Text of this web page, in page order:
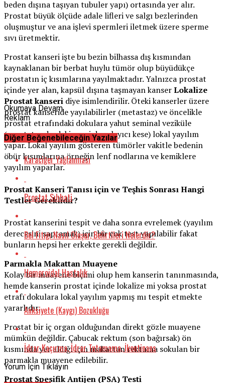
beden dışına taşıyan tubuler yapı) ortasında yer alır.
Prostat büyük ölçüde adale lifleri ve salgı bezlerinden
oluşmuştur ve ana işlevi spermleri iletmek üzere sperme
sıvı üretmektir.
Prostat kanseri işte bu bezin bilhassa dış kısmından
kaynaklanan bir berbat huylu tümör olup büyüdükçe
prostatın iç kısımlarına yayılmaktadır. Yalnızca prostat
içinde yer alan, kapsül dışına taşmayan kanserLokalize
Prostat kanseri diye isimlendirilir. Öteki kanserler üzere
prostat kanseride yayılabilirler (metastaz) ve öncelikle
prostat etrafındaki dokulara yahut seminal veziküle
(prostat ardındaki meni depolayıcı kese) lokal yayılım
yapar. Lokal yayılım gösteren tümörler vakitle bedenin
öbür kısımlarına örneğin lenf nodlarına ve kemiklere
yayılım yaparlar.
Prostat Kanseri Tanısı için ve Teşhis Sonrası Hangi
Testler Gereklidir?
Prostat kanserini tespit ve daha sonra evrelemek (yayılım
derecesini saptamak) için bir çok test yapılabilir fakat
bunların hepsi her erkekte gerekli değildir.
Parmakla Makattan Muayene
Kolay bir muayene biçimi olup hem kanserin tanınmasında,
hemde kanserin prostat içinde lokalize mi yoksa prostat
etrafı dokulara lokal yayılım yapmış mı tespit etmekte
yararlıdır.
Prostat bir iç organ olduğundan direkt gözle muayene
mümkün değildir. Çabucak rektum (son bağırsak) ön
kısmında yer aldığı için makattan rektuma sokulan bir
parmakla muayene edilebilir.
Prostat Spesifik Antijen (PSA) Testi
Okumaya Devam
Reklam
Diğer Beğenebileceğin Yazılar
Karaciğer Yağlanması
Prostat Sıhhati
Bel Fıtığı Nasıl Oluşur, Belirtileri Nelerdir?
Hemoroidal Hastalık
Anksiyete (Kaygı) Bozukluğu
İdrar Kaçırma, İdrar Tutamama, İkontinans
Yorum İçin Tıklayın